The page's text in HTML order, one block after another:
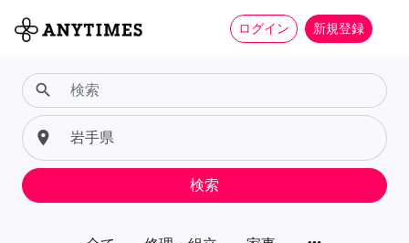
ログイン 新規登録
search
place
検索